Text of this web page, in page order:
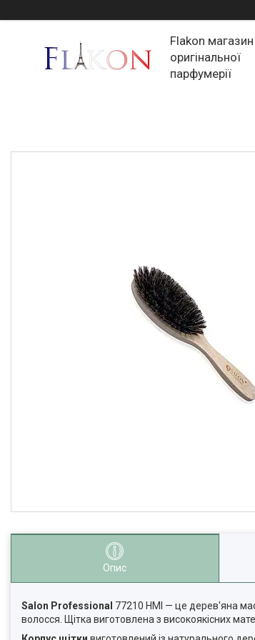
Flakon магазин
оригінальної
парфумерії
Опис
Salon Professional 77210 HMI — це дерев'яна
волосся. Щітка виготовлена з високоякісних